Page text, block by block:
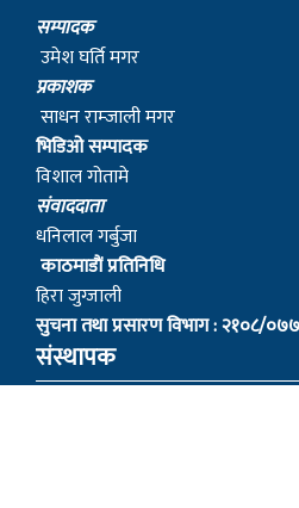
सम्पादक
उमेश घर्ति मगर
प्रकाशक
साधन राम्जाली मगर
भिडिओ सम्पादक
विशाल गोतामे
स‌ंवाददाता
धनिलाल गर्बुजा
काठमाडाैं प्रतिनिधि
हिरा जुग्जाली
सुचना तथा प्रसारण विभाग : २१०८/
संस्थापक